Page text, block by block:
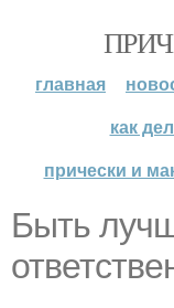
главная
как
прически и
Быть